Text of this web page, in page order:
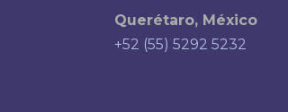
Querétaro, México
+52 (55) 5292 5232